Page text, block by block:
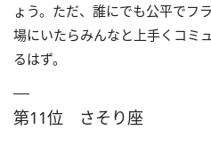
ょう。ただ、誰にでも公平でフ
場にいたらみんなと上手くコミ
るはず。
第11位 さそり座